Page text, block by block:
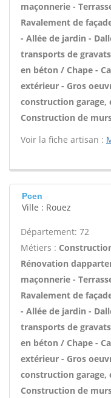
maçonnerie -
Ravalement de
- Allée de jardin -
transports de
en béton / Chape -
extérieur - Gros
construction garage,
Construction de
Voir la fiche artisan :
Pcen
Ville : Rouez
Département: 72
Métiers :
Rénovation
maçonnerie -
Ravalement de
- Allée de jardin -
transports de
en béton / Chape -
extérieur - Gros
construction garage,
Construction de